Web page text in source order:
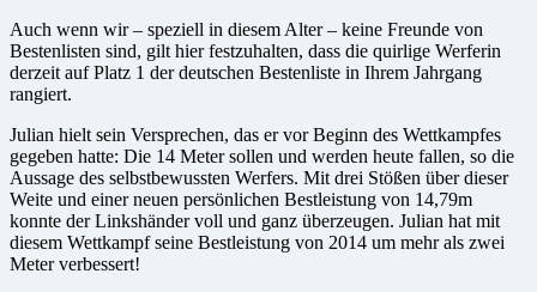
Auch wenn wir – speziell in diesem Alter – keine Freunde von
Bestenlisten sind, gilt hier festzuhalten, dass die quirlige Werferin
derzeit auf Platz 1 der deutschen Bestenliste in Ihrem Jahrgang
rangiert.
Julian hielt sein Versprechen, das er vor Beginn des Wettkampfes
gegeben hatte: Die 14 Meter sollen und werden heute fallen, so die
Aussage des selbstbewussten Werfers. Mit drei Stößen über dieser
Weite und einer neuen persönlichen Bestleistung von 14,79m
konnte der Linkshänder voll und ganz überzeugen. Julian hat mit
diesem Wettkampf seine Bestleistung von 2014 um mehr als zwei
Meter verbessert!